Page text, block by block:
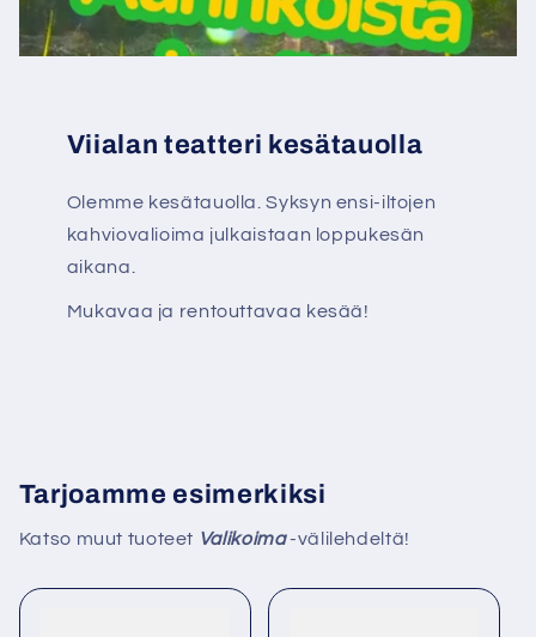
Viialan teatteri kesätauolla
Olemme kesätauolla. Syksyn ensi-iltojen
kahviovalioima julkaistaan loppukesän
aikana.
Mukavaa ja rentouttavaa kesää!
Tarjoamme esimerkiksi
Katso muut tuoteet Valikoima-välilehdeltä!